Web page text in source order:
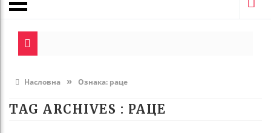
Насловна » Ознака: раце
TAG ARCHIVES : РАЦЕ